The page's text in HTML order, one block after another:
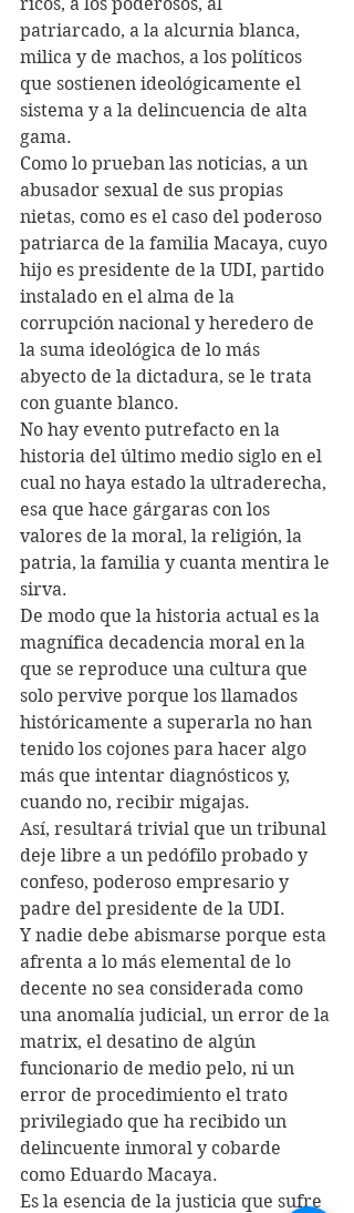
patriarcado, a la alcurnia blanca,
milica y de machos, a los políticos
que sostienen ideológicamente el
sistema y a la delincuencia de alta
gama.
Como lo prueban las noticias, a un
abusador sexual de sus propias
nietas, como es el caso del poderoso
patriarca de la familia Macaya, cuyo
hijo es presidente de la UDI, partido
instalado en el alma de la
corrupción nacional y heredero de
la suma ideológica de lo más
abyecto de la dictadura, se le trata
con guante blanco.
No hay evento putrefacto en la
historia del último medio siglo en el
cual no haya estado la ultraderecha,
esa que hace gárgaras con los
valores de la moral, la religión, la
patria, la familia y cuanta mentira le
sirva.
De modo que la historia actual es la
magnífica decadencia moral en la
que se reproduce una cultura que
solo pervive porque los llamados
históricamente a superarla no han
tenido los cojones para hacer algo
más que intentar diagnósticos y,
cuando no, recibir migajas.
Así, resultará trivial que un tribunal
deje libre a un pedófilo probado y
confeso, poderoso empresario y
padre del presidente de la UDI.
Y nadie debe abismarse porque esta
afrenta a lo más elemental de lo
decente no sea considerada como
una anomalía judicial, un error de la
matrix, el desatino de algún
funcionario de medio pelo, ni un
error de procedimiento el trato
privilegiado que ha recibido un
delincuente inmoral y cobarde
como Eduardo Macaya.
Es la esencia de la justicia que sufre